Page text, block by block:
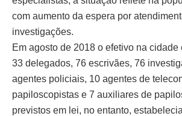
com aumento da espera por
investigações.
Em agosto de 2018 o efetivo na cidade
33 delegados, 76 escrivães, 76
agentes policiais, 10 agentes de
papiloscopistas e 7 auxiliares de
previstos em lei, no entanto,